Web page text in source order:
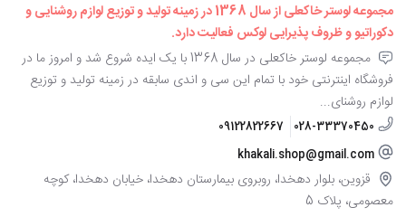
مجموعه لوستر خاکعلی از سال 1368 در زمینه تولید و توزیع لوازم روشنایی و
دکوراتیو و ظروف پذیرایی لوکس فعالیت دارد.
مجموعه لوستر خاکعلی در سال 1368 با یک ایده شروع شد و امروز ما در
فروشگاه اینترنتی خود با تمام این سی و اندی سابقه در زمینه تولید و توزیع
لوازم روشنای...
028-33370450
09122822667
khakali.shop@gmail.com
قزوین، بلوار دهخدا، روبروی بیمارستان دهخدا، خیابان دهخدا، کوچه
معصومی، پلاک 5